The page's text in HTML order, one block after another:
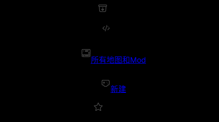
所有地图和Mod
新建